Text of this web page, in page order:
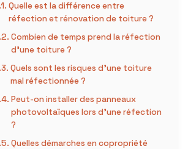
Quelle est la différence entre
réfection et rénovation de toiture ?
Combien de temps prend la réfection
d’une toiture ?
Quels sont les risques d’une toiture
mal réfectionnée ?
Peut-on installer des panneaux
photovoltaïques lors d’une réfection
?
Quelles démarches en copropriété